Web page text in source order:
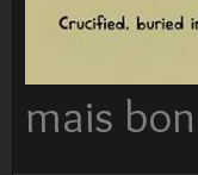
mais